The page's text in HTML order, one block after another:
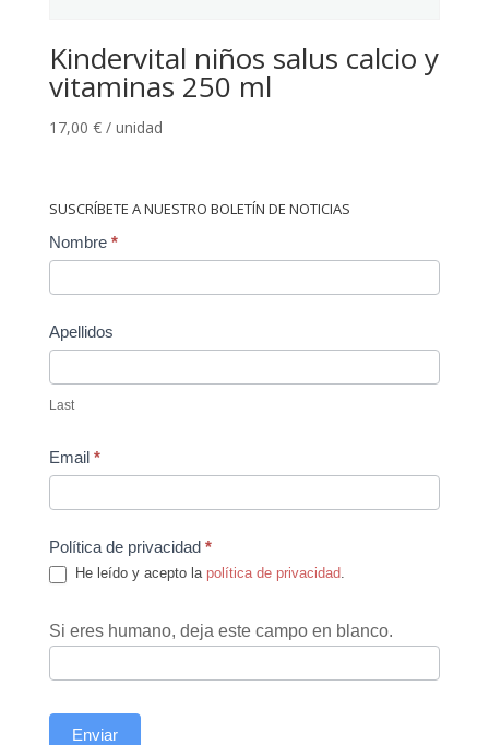
Kindervital niños salus calcio y
vitaminas 250 ml
17,00 € / unidad
SUSCRÍBETE A NUESTRO BOLETÍN DE NOTICIAS
Contact
Nombre *
Apellidos
Last
Email *
Política de privacidad *
He leído y acepto la política de privacidad
Si eres humano, deja este campo en blanco.
Enviar